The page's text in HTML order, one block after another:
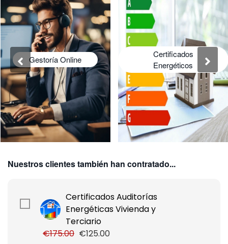
Gestoría Online
Certificados
Energéticos
Nuestros clientes también han contratado...
Certificados Auditorías
Energéticas Vivienda y
Terciario
€175.00 €125.00